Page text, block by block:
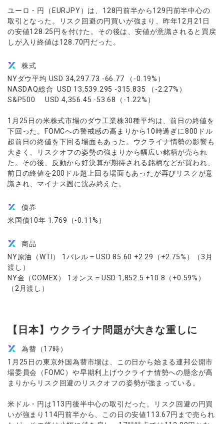
ユーロ・円（EURJPY）は、128円前半から129円前半中心の
取引となった。リスク回避の円買いが強まり、昨年12月21日
の安値128.25円を付けた。その後は、安値が意識されると買戻
しが入り終値は128.70円だった。
株式
NYダウ平均 USD 34,297.73 -66.77 （-0.19%）
NASDAQ総合 USD 13,539.295 -315.835 （-2.27%）
S&P500 USD 4,356.45 -53.68（-1.22%）
1月25日の米株式市場のダウ工業株30種平均は、前日の終値を
下回った。FOMCへの警戒感の高まりから10時過ぎに800ドル
超前日の終値を下回る場面もあった。ウクライナ情勢の影響も
大きく、リスクオフの姿勢の強まりから幅広い銘柄が売られ
た。その後、反動から好決算が期待される銘柄などが買われ、
前日の終値を200ドル超上回る場面もあったが再びリスクが意
識され、マイナス圏に沈み終えた。
債券
米国債10年 1.769（-0.11%）
商品
NY原油（WTI） 1バレル＝USD 85.60 +2.29（+2.75%）（3月
渡し）
NY金（COMEX） 1オンス＝USD 1,852.5 +10.8（+0.59%）
（2月渡し）
【日本】ウクライナ問題が大きな重しに
為替（17時）
1月25日の東京外国為替市場は、この日から始まる連邦公開市
場委員会（FOMC）や早期利上げウクライナ情勢への懸念が高
まりからリスク回避のリスクオフの姿勢が強まっている。
米ドル・円は113円後半中心の取引だった。リスク回避の円買
いが強まり114円前半から、この日の安値113.67円まで売られ